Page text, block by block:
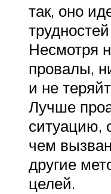
так, оно
Несмотря
провалы,
и не
Лучше
ситуацию,
чем
другие
целей.